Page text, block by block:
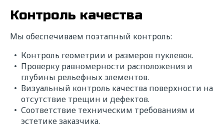
Контроль качества
Мы обеспечиваем поэтапный контроль:
Контроль геометрии и размеров пуклевок.
Проверку равномерности расположения и
глубины рельефных элементов.
Визуальный контроль качества поверхности на
отсутствие трещин и дефектов.
Соответствие техническим требованиям и
эстетике заказчика.